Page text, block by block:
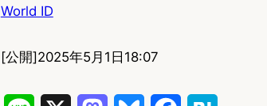
World ID
[公開]2025年5月1日18:07